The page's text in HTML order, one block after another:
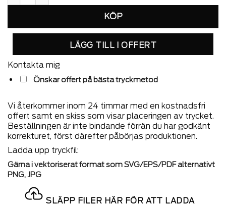
Kontakta mig
Önskar offert på bästa tryckmetod
Vi återkommer inom 24 timmar med en kostnadsfri
offert samt en skiss som visar placeringen av trycket.
Beställningen är inte bindande förrän du har godkänt
korrekturet, först därefter påbörjas produktionen.
Ladda upp tryckfil:
Gärna i vektoriserat format som SVG/EPS/PDF alternativt
PNG, JPG
SLÄPP FILER HÄR FÖR ATT LADDA
LÄGG TILL I OFFERT